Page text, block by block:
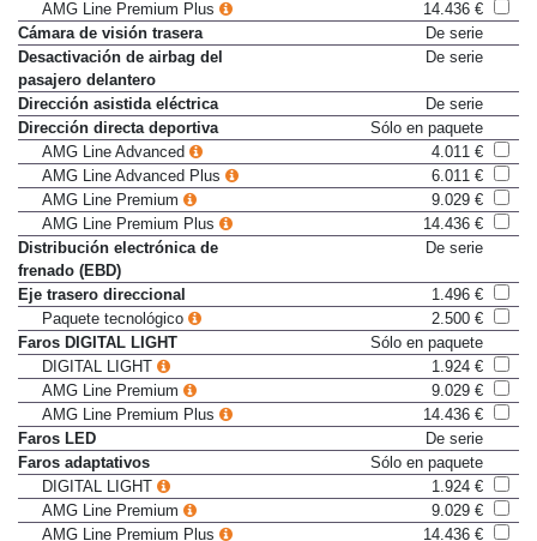
AMG Line Premium
9.029 €
AMG Line Premium Plus
14.436 €
Cámara de visión trasera
De serie
Desactivación de airbag del
pasajero delantero
Dirección asistida eléctrica
De serie
Dirección directa deportiva
Sólo en paquete
AMG Line Advanced
4.011 €
AMG Line Advanced Plus
6.011 €
AMG Line Premium
9.029 €
AMG Line Premium Plus
14.436 €
Distribución electrónica de
frenado (EBD)
Eje trasero direccional
1.496 €
Paquete tecnológico
2.500 €
Faros DIGITAL LIGHT
Sólo en paquete
DIGITAL LIGHT
1.924 €
AMG Line Premium
9.029 €
AMG Line Premium Plus
14.436 €
Faros LED
De serie
Faros adaptativos
Sólo en paquete
DIGITAL LIGHT
1.924 €
AMG Line Premium
9.029 €